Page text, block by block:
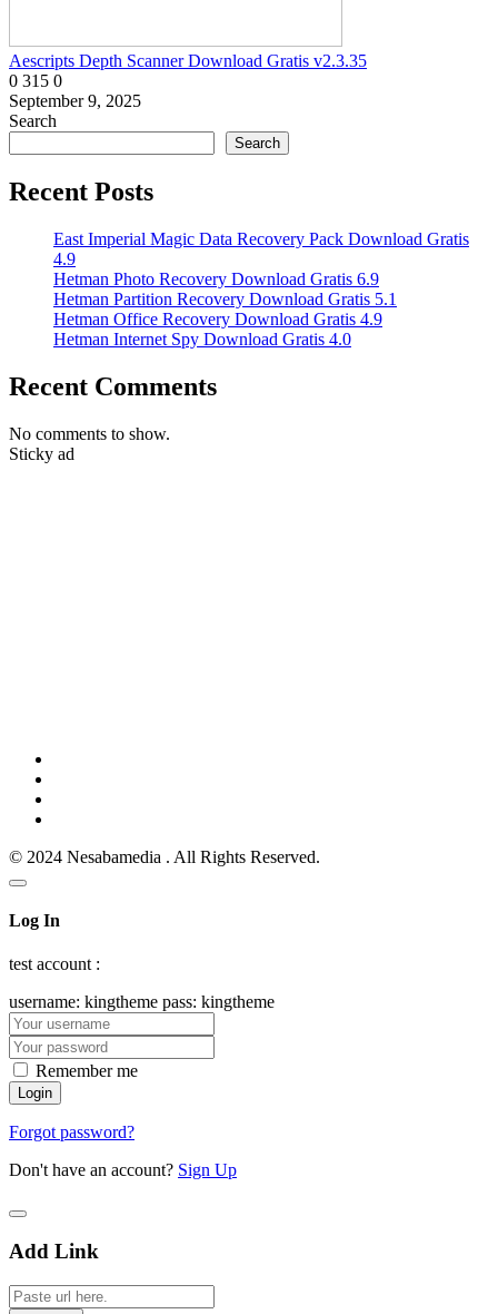
Aescripts Depth Scanner Download Gratis v2.3.35
0 315 0
September 9, 2025
Search
Search
Recent Posts
East Imperial Magic Data Recovery Pack Download Gratis
4.9
Hetman Photo Recovery Download Gratis 6.9
Hetman Partition Recovery Download Gratis 5.1
Hetman Office Recovery Download Gratis 4.9
Hetman Internet Spy Download Gratis 4.0
Recent Comments
No comments to show.
Sticky ad
© 2024 Nesabamedia . All Rights Reserved.
Log In
test account :
username: kingtheme pass: kingtheme
Remember me
Forgot password?
Don't have an account? Sign Up
Add Link